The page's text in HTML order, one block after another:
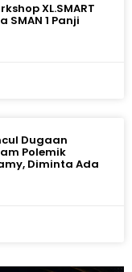
XL.SMART
SMAN 1 Panji
Dugaan
Polemik
Diminta Ada